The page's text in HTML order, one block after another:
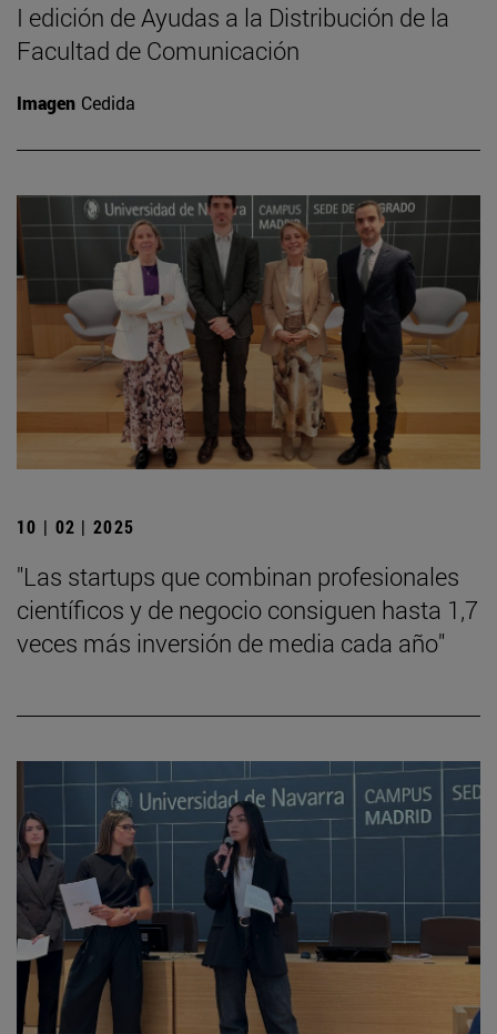
I edición de Ayudas a la Distribución de la
Facultad de Comunicación
Imagen Cedida
10 | 02 | 2025
"Las startups que combinan profesionales
científicos y de negocio consiguen hasta 1,7
veces más inversión de media cada año"